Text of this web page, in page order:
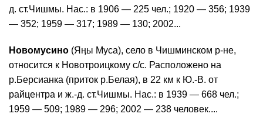
д. ст.Чишмы. Нас.: в 1906 — 225 чел.; 1920 — 356; 1939
— 352; 1959 — 317; 1989 — 130; 2002...
Новомусино (Яӊы Муса), село в Чишминском р-не,
относится к Новотроицкому с/с. Расположено на
р.Берсианка (приток р.Белая), в 22 км к Ю.-В. от
райцентра и ж.-д. ст.Чишмы. Нас.: в 1939 — 668 чел.;
1959 — 509; 1989 — 296; 2002 — 238 человек....